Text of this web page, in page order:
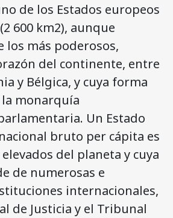
de los Estados europeos
600 km2), aunque
los más poderosos,
del continente, entre
y Bélgica, y cuya forma
monarquía
Un Estado
bruto per cápita es
del planeta y cuya
de numerosas e
internacionales,
de Justicia y el Tribunal